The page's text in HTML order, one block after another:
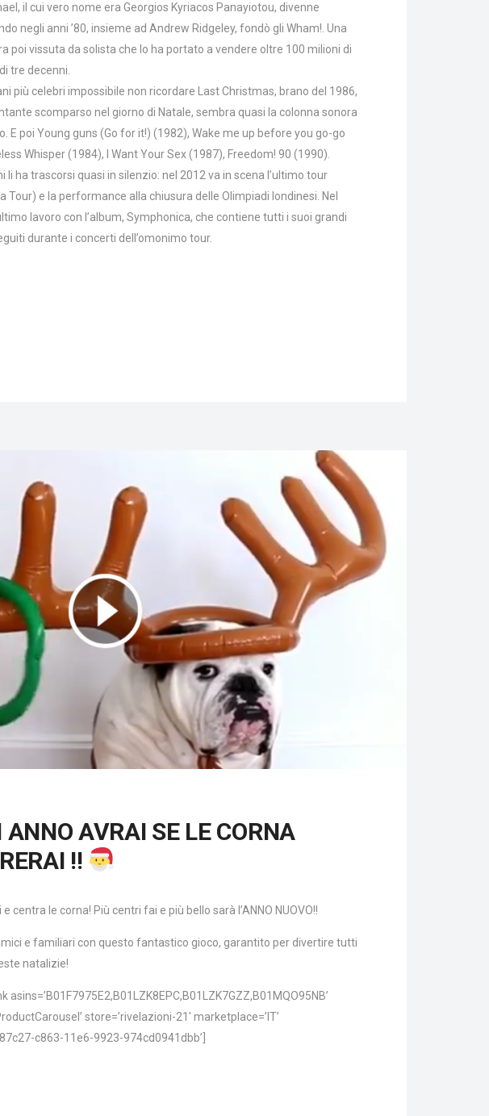
il cui vero nome era Georgios Kyriacos Panayiotou, divenne
negli anni ’80, insieme ad Andrew Ridgeley, fondò gli Wham!. Una
poi vissuta da solista che lo ha portato a vendere oltre 100 milioni di
tre decenni.
più celebri impossibile non ricordare Last Christmas, brano del 1986,
scomparso nel giorno di Natale, sembra quasi la colonna sonora
E poi Young guns (Go for it!) (1982), Wake me up before you go-go
Whisper (1984), I Want Your Sex (1987), Freedom! 90 (1990).
li ha trascorsi quasi in silenzio: nel 2012 va in scena l’ultimo tour
Tour) e la performance alla chiusura delle Olimpiadi londinesi. Nel
lavoro con l’album, Symphonica, che contiene tutti i suoi grandi
durante i concerti dell’omonimo tour.
ANNO AVRAI SE LE CORNA
!!
centra le corna! Più centri fai e più bello sarà l’ANNO NUOVO!!
e familiari con questo fantastico gioco, garantito per divertire tutti
natalizie!
asins=’B01F7975E2,B01LZK8EPC,B01LZK7GZZ,B01MQO95NB’
store=’rivelazioni-21′ marketplace=’IT’
c863-11e6-9923-974cd0941dbb’]